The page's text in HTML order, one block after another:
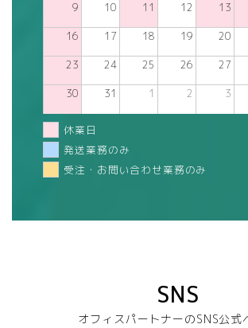
9 10 11 12 13
16 17 18 19 20
23 24 25 26 27
30 31 1 2 3
休業日
発送業務のみ
受注・お問い合わせ業務のみ
SNS
オフィスパートナーのSNS公式